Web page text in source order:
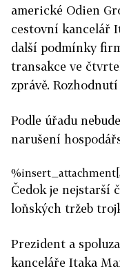
americké Odien
cestovní kancelář
další podmínky
transakce ve
zprávě.
Podle úřadu
narušení
Čedok je nejstarší
loňských tržeb
Prezident a
kanceláře Itaka